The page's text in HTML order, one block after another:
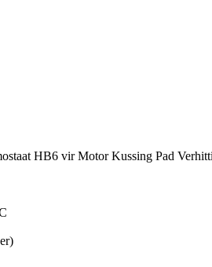
HB6 vir Motor Kussing Pad